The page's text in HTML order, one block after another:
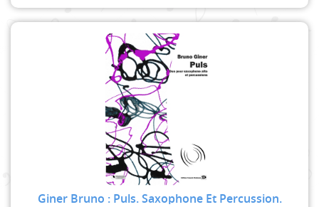
Giner Bruno : Puls. Saxophone Et Percussion.